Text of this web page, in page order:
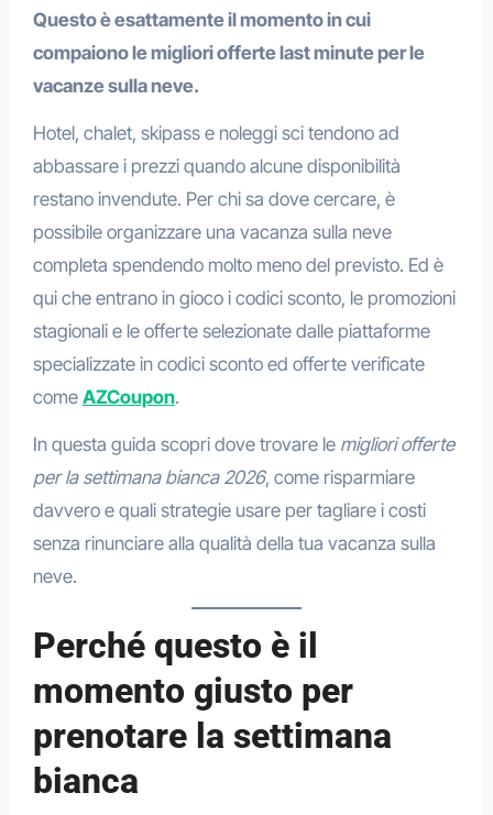
Questo è esattamente il momento in cui
compaiono le migliori offerte last minute per le
vacanze sulla neve.
Hotel, chalet, skipass e noleggi sci tendono ad
abbassare i prezzi quando alcune disponibilità
restano invendute. Per chi sa dove cercare, è
possibile organizzare una vacanza sulla neve
completa spendendo molto meno del previsto. Ed è
qui che entrano in gioco i codici sconto, le promozioni
stagionali e le offerte selezionate dalle piattaforme
specializzate in codici sconto ed offerte verificate
come AZCoupon.
In questa guida scopri dove trovare le migliori offerte
per la settimana bianca 2026, come risparmiare
davvero e quali strategie usare per tagliare i costi
senza rinunciare alla qualità della tua vacanza sulla
neve.
Perché questo è il
momento giusto per
prenotare la settimana
bianca